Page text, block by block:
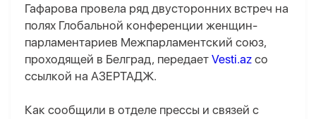
Гафарова провела ряд двусторонних встреч на
полях Глобальной конференции женщин-
парламентариев Межпарламентский союз,
проходящей в Белград, передает Vesti.az со
ссылкой на АЗЕРТАДЖ.
Как сообщили в отделе прессы и связей с